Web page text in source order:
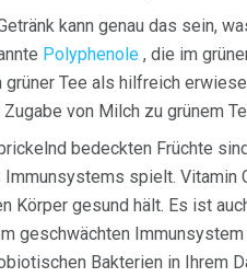
kann genau das sein,
Polyphenole , die im
grüner Tee als hilfreich
von Milch zu grünem
bedeckten Früchte
spielt. Vitamin
Körper gesund hält. Es ist
geschwächten
Bakterien in Ihrem